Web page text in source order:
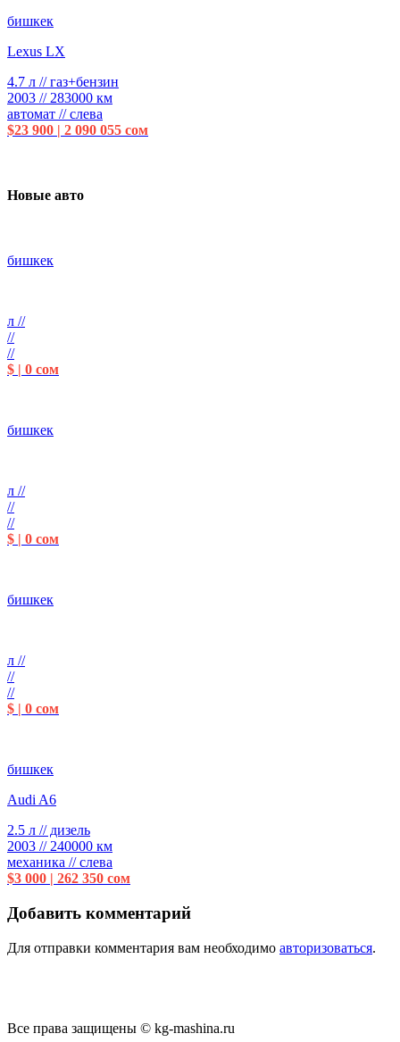
бишкек
Lexus LX
4.7 л // газ+бензин
2003 // 283000 км
автомат // слева
$23 900 | 2 090 055 сом
Новые авто
бишкек
л //
//
//
$ | 0 сом
бишкек
л //
//
//
$ | 0 сом
бишкек
л //
//
//
$ | 0 сом
бишкек
Audi A6
2.5 л // дизель
2003 // 240000 км
механика // слева
$3 000 | 262 350 сом
Добавить комментарий
Для отправки комментария вам необходимо авторизоваться.
Все права защищены © kg-mashina.ru